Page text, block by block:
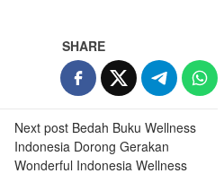
SHARE
Next post Bedah Buku Wellness
Indonesia Dorong Gerakan
Wonderful Indonesia Wellness